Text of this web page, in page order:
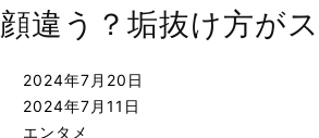
顔違う？垢抜け方がス
2024年7月20日
2024年7月11日
エンタメ